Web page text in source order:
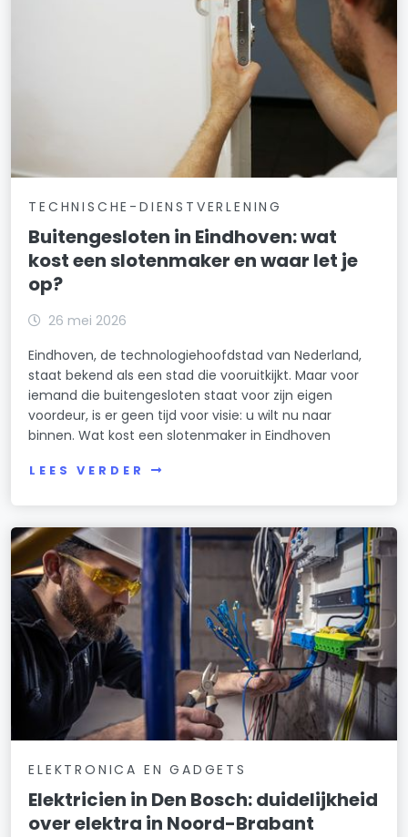
TECHNISCHE-DIENSTVERLENING
Buitengesloten in Eindhoven: wat
kost een slotenmaker en waar let je
op?
26 mei 2026
Eindhoven, de technologiehoofdstad van Nederland,
staat bekend als een stad die vooruitkijkt. Maar voor
iemand die buitengesloten staat voor zijn eigen
voordeur, is er geen tijd voor visie: u wilt nu naar
binnen. Wat kost een slotenmaker in Eindhoven
LEES VERDER
ELEKTRONICA EN GADGETS
Elektricien in Den Bosch: duidelijkheid
over elektra in Noord-Brabant